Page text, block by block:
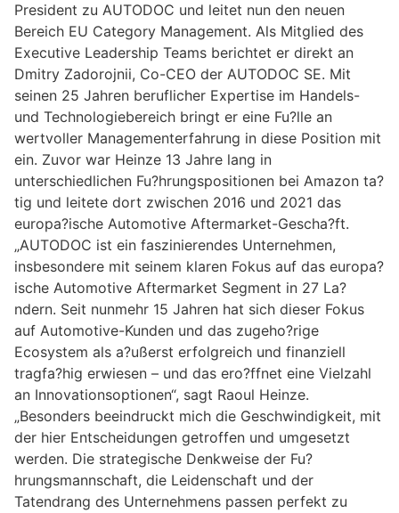
President zu AUTODOC und leitet nun den neuen
Bereich EU Category Management. Als Mitglied des
Executive Leadership Teams berichtet er direkt an
Dmitry Zadorojnii, Co-CEO der AUTODOC SE. Mit
seinen 25 Jahren beruflicher Expertise im Handels-
und Technologiebereich bringt er eine Fu?lle an
wertvoller Managementerfahrung in diese Position mit
ein. Zuvor war Heinze 13 Jahre lang in
unterschiedlichen Fu?hrungspositionen bei Amazon ta?
tig und leitete dort zwischen 2016 und 2021 das
europa?ische Automotive Aftermarket-Gescha?ft.
„AUTODOC ist ein faszinierendes Unternehmen,
insbesondere mit seinem klaren Fokus auf das europa?
ische Automotive Aftermarket Segment in 27 La?
ndern. Seit nunmehr 15 Jahren hat sich dieser Fokus
auf Automotive-Kunden und das zugeho?rige
Ecosystem als a?ußerst erfolgreich und finanziell
tragfa?hig erwiesen – und das ero?ffnet eine Vielzahl
an Innovationsoptionen“, sagt Raoul Heinze.
„Besonders beeindruckt mich die Geschwindigkeit, mit
der hier Entscheidungen getroffen und umgesetzt
werden. Die strategische Denkweise der Fu?
hrungsmannschaft, die Leidenschaft und der
Tatendrang des Unternehmens passen perfekt zu